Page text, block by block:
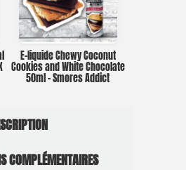
E-liquide Chewy Coconut
Cookies and White Chocolate
50ml – Smores Addict
COMPLÉMENTAIRES